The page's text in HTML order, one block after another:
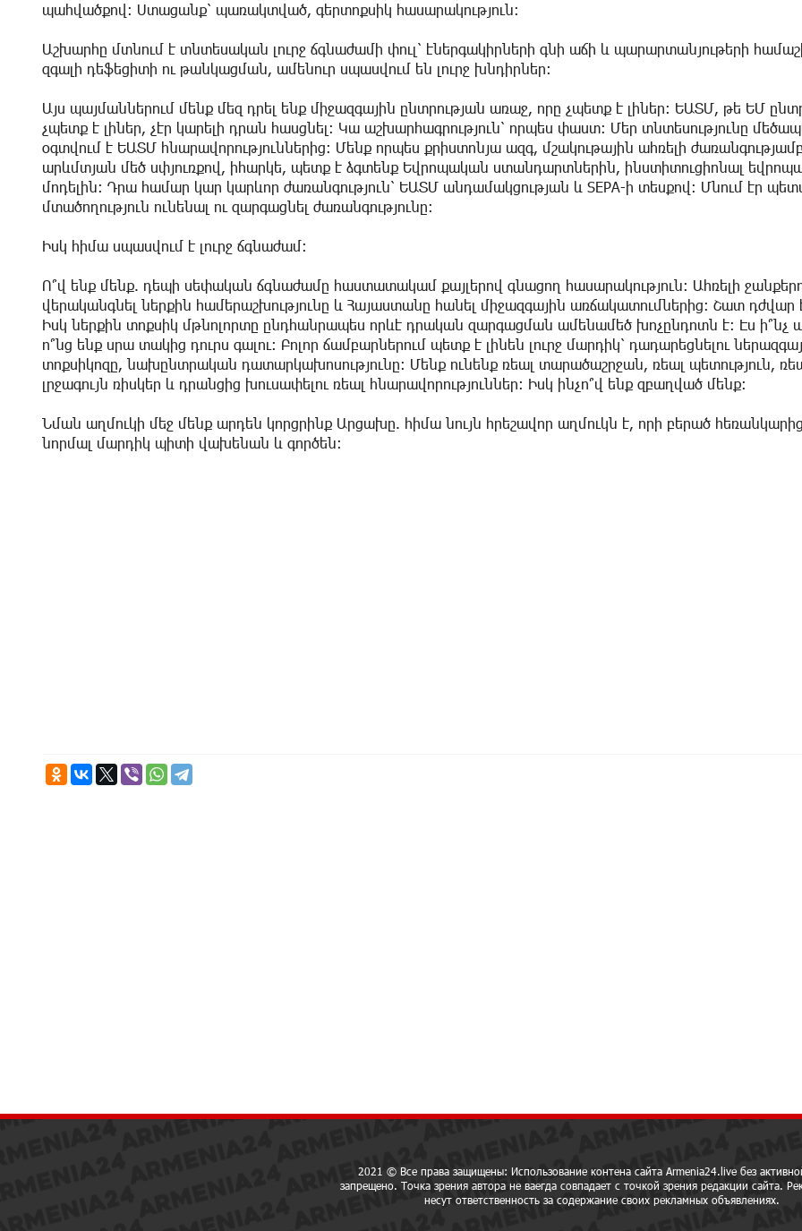
պահվածքով։ Ստացանք՝ պառակտված, գերտոքսիկ հասարակություն։
Աշխարհը մտնում է տնտեսական լուրջ ճգնաժամի փուլ՝ էներգակիրների գնի աճի և պարարտանյութերի
զգալի դեֆեցիտի ու թանկացման, ամենուր սպասվում են լուրջ խնդիրներ։
Այս պայմաններում մենք մեզ դրել ենք միջազգային ընտրության առաջ, որը չպետք է լիներ։ ԵԱՏՄ, թե ԵՄ
չպետք է լիներ, չէր կարելի դրան հասցնել։ Կա աշխարհագրություն՝ որպես փաստ։ Մեր տնտեսությունը
օգտվում է ԵԱՏՄ հնարավորություններից։ Մենք որպես քրիստոնյա ազգ, մշակութային ահռելի
արևմտյան մեծ սփյուռքով, իհարկե, պետք է ձգտենք Եվրոպական ստանդարտներին, ինստիտուցիոնալ
մոդելին։ Դրա համար կար կարևոր ժառանգություն՝ ԵԱՏՄ անդամակցության և SEPA-ի տեսքով։ Մնում էր
մտածողություն ունենալ ու զարգացնել ժառանգությունը։
Իսկ հիմա սպասվում է լուրջ ճգնաժամ։
Ո՞վ ենք մենք. դեպի սեփական ճգնաժամը հաստատակամ քայլերով գնացող հասարակություն։ Ահռելի
վերականգնել ներքին համերաշխությունը և Հայաստանը հանել միջազգային առճակատումներից։ Շատ դժվար է
Իսկ ներքին տոքսիկ մթնոլորտը ընդհանրապես որևէ դրական զարգացման ամենամեծ խոչընդոտն է։ Էս ի՞նչ
ո՞նց ենք սրա տակից դուրս գալու։ Բոլոր ճամբարներում պետք է լինեն լուրջ մարդիկ՝ դադարեցնելու
տոքսիկոզը, նախընտրական դատարկախոսությունը։ Մենք ունենք ռեալ տարածաշրջան, ռեալ պետություն,
լրջագույն ռիսկեր և դրանցից խուսափելու ռեալ հնարավորություններ։ Իսկ ինչո՞վ ենք զբաղված մենք։
Նման աղմուկի մեջ մենք արդեն կորցրինք Արցախը. հիմա նույն հրեշավոր աղմուկն է, որի բերած հեռանկարից
նորմալ մարդիկ պիտի վախենան և գործեն։
2021 © Все права защищены: Использование контена сайта Armenia24.live без
запрещено. Точка зрения автора не ваегда совпадает с точкой зрения редакции сайта.
несут ответственность за содержание своих рекламных объявлениях.